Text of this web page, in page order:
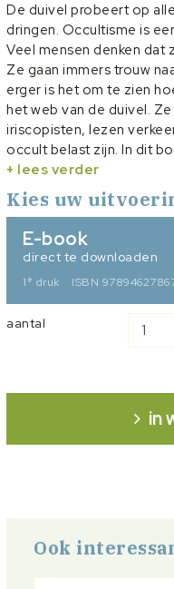
De duivel probeert op
dringen. Occultisme is
Veel mensen denken dat
Ze gaan immers trouw
erger is het om te zien
het web van de duivel.
iriscopisten, lezen
occult belast zijn. In dit
Linden hoe zij, samen
occultisme kwam en
Haar verhaal is een
bemoediging. De Heere
bevrijden!
+ lees verder
Kies uw
E-book
direct te downloaden
1 e druk ISBN
aantal
in
Ook